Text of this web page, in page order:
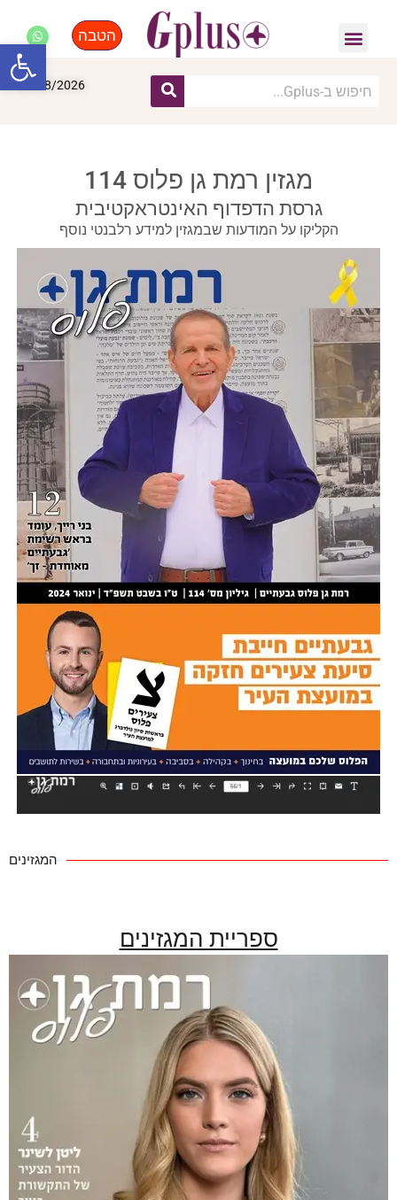
הטבה
07/08/2026
מגזין רמת גן פלוס 114
גרסת הדפדוף האינטראקטיבית
הקליקו על המודעות שבמגזין למידע רלבנטי נוסף
המגזינים
ספריית המגזינים
פתח